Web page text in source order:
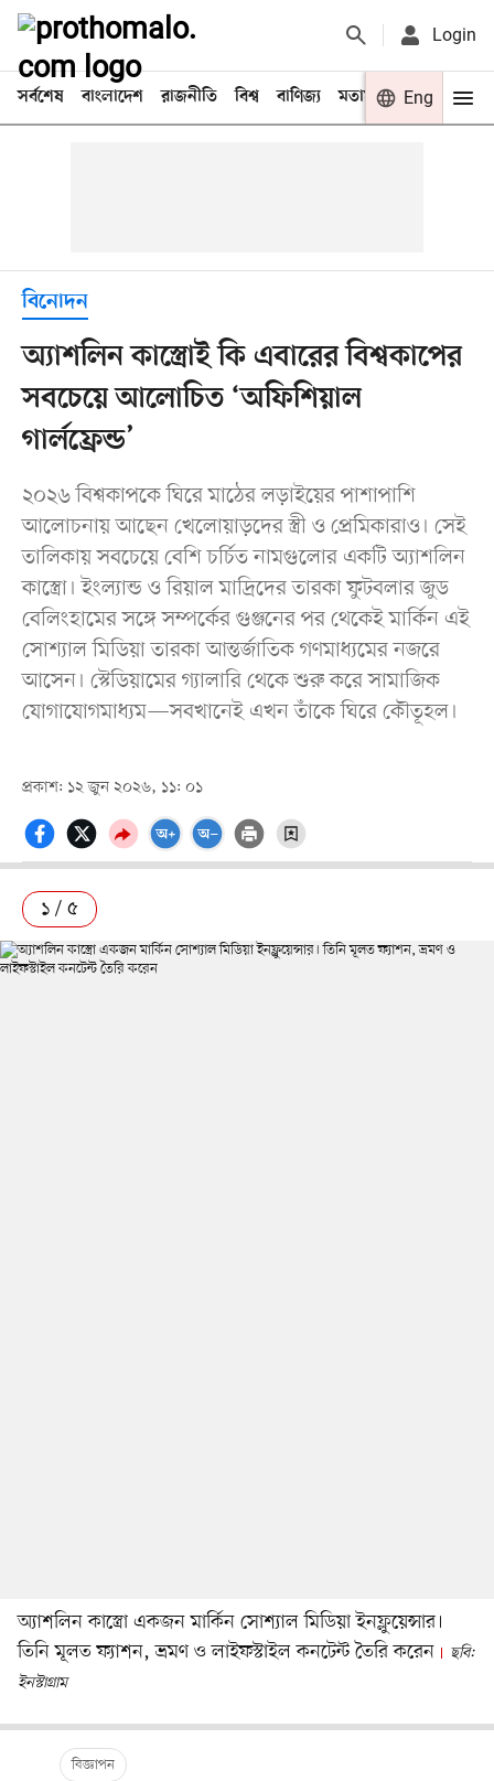
Login
সর্বশেষ বাংলাদেশ রাজনীতি বিশ্ব বাণিজ্য মতামত খেলা
Eng
বিনোদন
অ্যাশলিন কাস্ত্রোই কি এবারের বিশ্বকাপের
সবচেয়ে আলোচিত ‘অফিশিয়াল
গার্লফ্রেন্ড’
২০২৬ বিশ্বকাপকে ঘিরে মাঠের লড়াইয়ের পাশাপাশি
আলোচনায় আছেন খেলোয়াড়দের স্ত্রী ও প্রেমিকারাও। সেই
তালিকায় সবচেয়ে বেশি চর্চিত নামগুলোর একটি অ্যাশলিন
কাস্ত্রো। ইংল্যান্ড ও রিয়াল মাদ্রিদের তারকা ফুটবলার জুড
বেলিংহামের সঙ্গে সম্পর্কের গুঞ্জনের পর থেকেই মার্কিন এই
সোশ্যাল মিডিয়া তারকা আন্তর্জাতিক গণমাধ্যমের নজরে
আসেন। স্টেডিয়ামের গ্যালারি থেকে শুরু করে সামাজিক
যোগাযোগমাধ্যম—সবখানেই এখন তাঁকে ঘিরে কৌতূহল।
প্রকাশ: ১২ জুন ২০২৬, ১১: ০১
১ / ৫
অ্যাশলিন কাস্ত্রো একজন মার্কিন সোশ্যাল মিডিয়া ইনফ্লুয়েন্সার।
তিনি মূলত ফ্যাশন, ভ্রমণ ও লাইফস্টাইল কনটেন্ট তৈরি করেন
ছবি:
ইনস্টাগ্রাম